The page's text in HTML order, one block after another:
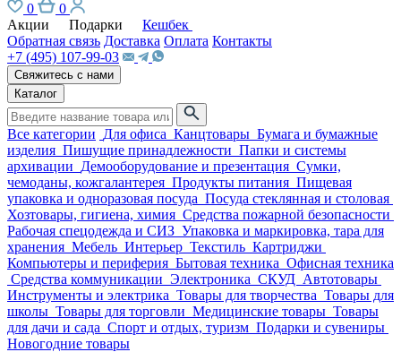
0
0
Акции
Подарки
Кешбек
Обратная связь Доставка Оплата Контакты
+7 (495) 107-99-03
Свяжитесь с нами
Каталог
Все категории Для офиса Канцтовары Бумага и бумажные
изделия Пишущие принадлежности Папки и системы
архивации Демооборудование и презентация Сумки,
чемоданы, кожгалантерея Продукты питания Пищевая
упаковка и одноразовая посуда Посуда стеклянная и столовая
Хозтовары, гигиена, химия Средства пожарной безопасности
Рабочая спецодежда и СИЗ Упаковка и маркировка, тара для
хранения Мебель Интерьер Текстиль Картриджи
Компьютеры и периферия Бытовая техника Офисная техника
Средства коммуникации Электроника СКУД Автотовары
Инструменты и электрика Товары для творчества Товары для
школы Товары для торговли Медицинские товары Товары
для дачи и сада Спорт и отдых, туризм Подарки и сувениры
Новогодние товары